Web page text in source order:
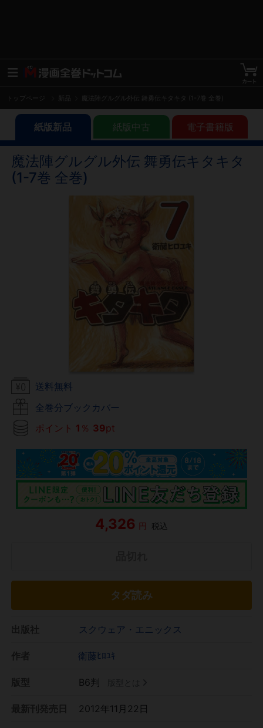
トップページ 魔法陣グルグル外伝 舞勇伝キタキタ (1-7巻 全巻)
紙版新品 紙版中古 電子書籍版
魔法陣グルグル外伝 舞勇伝キタキタ
(1-7巻 全巻)
送料無料
全巻分ブックカバー
ポイント 1 ％ 39pt
4,326 円 税込
タダ読み
スクウェア・エニックス
衛藤ﾋﾛﾕｷ
B6判
2012年11月22日